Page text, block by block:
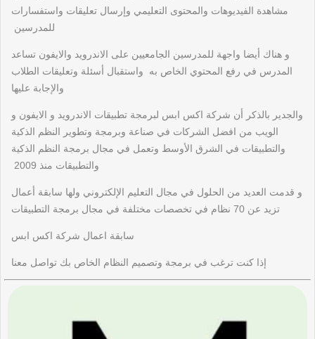
مشاهدة الفيديوهات والمحتوى التعليمي وإرسال تعليقات واستفسارات
للمدرسين
و هناك أيضا واجهة للمدرسين الجامعيين على الاندرويد والايفون تساعد
المدرس في رفع المحتوي الخاص به واستقبال أسئلة وتعليقات الطلاب
والإجابة عليها
والجدير بالذكر أن شركة اكس ابس لبرمجة تطبيقات الاندرويد و الايفون و
الويب من افضل الشركات في صناعة وبرمجة وتطوير النظم الذكية
والتطبيقات في الشرق الأوسط وتعمل في مجال برمجة النظم الذكية
والتطبيقات منذ 2009
و قدمت العديد من الحلول في مجال التعليم الإلكتروني ولها سابقة أعمال
تزيد عن 70 نظام في تخصصات مختلفة في مجال برمجة التطبيقات
سابقة اعمال شركة اكس ابس
إذا كنت ترغب في برمجة وتصميم النظام الخاص بك تواصل معنا